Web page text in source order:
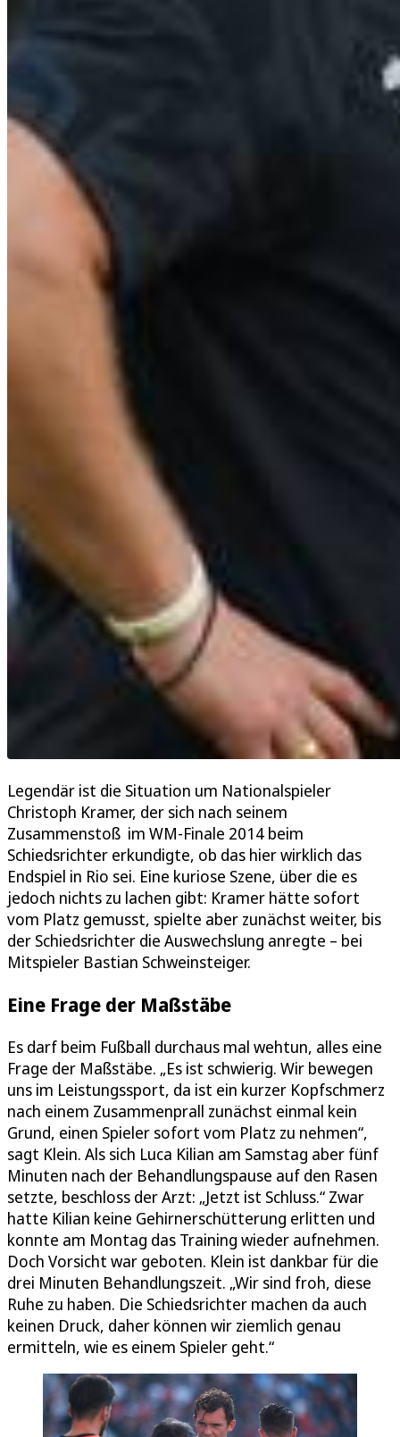
Legendär ist die Situation um Nationalspieler
Christoph Kramer, der sich nach seinem
Zusammenstoß im WM-Finale 2014 beim
Schiedsrichter erkundigte, ob das hier wirklich das
Endspiel in Rio sei. Eine kuriose Szene, über die es
jedoch nichts zu lachen gibt: Kramer hätte sofort
vom Platz gemusst, spielte aber zunächst weiter, bis
der Schiedsrichter die Auswechslung anregte – bei
Mitspieler Bastian Schweinsteiger.
Eine Frage der Maßstäbe
Es darf beim Fußball durchaus mal wehtun, alles eine
Frage der Maßstäbe. „Es ist schwierig. Wir bewegen
uns im Leistungssport, da ist ein kurzer Kopfschmerz
nach einem Zusammenprall zunächst einmal kein
Grund, einen Spieler sofort vom Platz zu nehmen“,
sagt Klein. Als sich Luca Kilian am Samstag aber fünf
Minuten nach der Behandlungspause auf den Rasen
setzte, beschloss der Arzt: „Jetzt ist Schluss.“ Zwar
hatte Kilian keine Gehirnerschütterung erlitten und
konnte am Montag das Training wieder aufnehmen.
Doch Vorsicht war geboten. Klein ist dankbar für die
drei Minuten Behandlungszeit. „Wir sind froh, diese
Ruhe zu haben. Die Schiedsrichter machen da auch
keinen Druck, daher können wir ziemlich genau
ermitteln, wie es einem Spieler geht.“